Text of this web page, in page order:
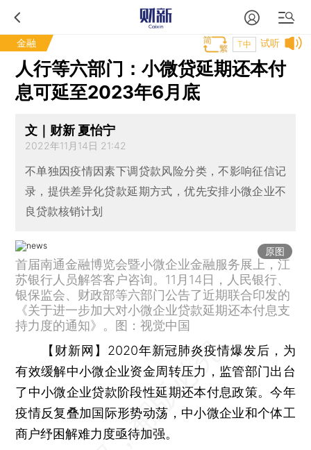
金融 试听
T中
人行等六部门：小微贷延期还本付
息可延至2023年6月底
文｜财新 夏怡宁
2022年11月14日 21:42
不单独因疫情因素下调贷款风险分类，不影响征信记
录，提供差异化贷款延期方式，优先安排小微企业不
良贷款核销计划
原图
首届南通金融博览会暨小微企业金融服务展上，江
苏银行人员解答客户咨询。11月14日，人民银行、
银保监会、财政部等六部门公告了近期联合印发的
《关于进一步加大对小微企业贷款延期还本付息支
持力度的通知》。图：视觉中国
【财新网】 2020年新冠肺炎疫情爆发后，为
有效缓解中小微企业资金周转压力，监管部门出台
了中小微企业贷款阶段性延期还本付息政策。今年
疫情反复叠加国际形势动荡，中小微企业和个体工
商户纾困解难力度亟待加强。